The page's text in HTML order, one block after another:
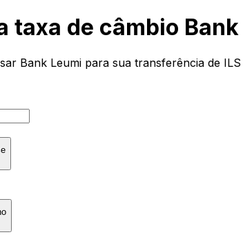
taxa de câmbio
Bank Leumi para sua transferência de